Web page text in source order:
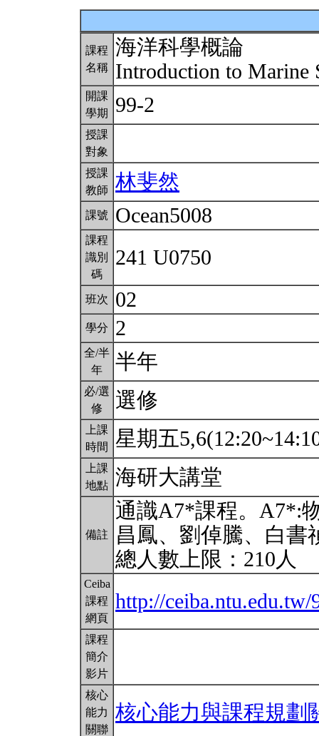
課程
名稱
海洋科學概論
Introduction to Marine
開課
學期
99-2
授課
對象
授課
教師
林斐然
課號 Ocean5008
課程
識別
碼
241 U0750
班次 02
學分 2
全/半
年
半年
必/選
修
選修
上課
時間
星期五
上課
地點 海研大講堂
備註
通識A7*課程。A7*:
昌鳳、劉倬騰、白書
總人數上限：210人
Ceiba
課程
網頁
http://ceiba.ntu.edu.tw/
課程
簡介
影片
核心
能力
關聯
核心能力與課程規劃